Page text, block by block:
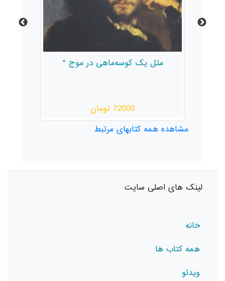
مثل یک کوسه‌ماهی در موج *
72000 تومان
مشاهده همه کتابهای مرتبط
لینک های اصلی سایت
خانه
همه کتاب ها
ویدئو